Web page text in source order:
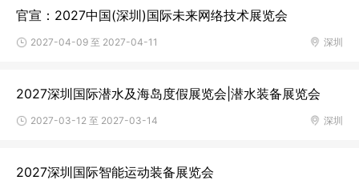
官宣：2027中国(深圳)国际未来网络技术展览会
深圳
2027-04-09 至 2027-04-11
2027深圳国际潜水及海岛度假展览会|潜水装备展览会
深圳
2027-03-12 至 2027-03-14
2027深圳国际智能运动装备展览会